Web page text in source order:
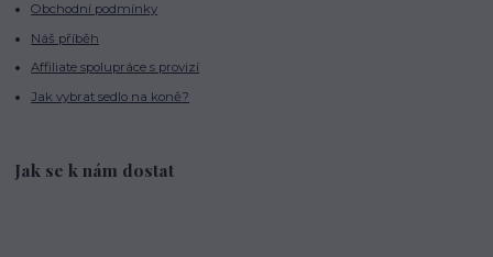
Obchodní podmínky
Náš příběh
Affiliate spolupráce s provizí
Jak vybrat sedlo na koně?
Jak se k nám dostat